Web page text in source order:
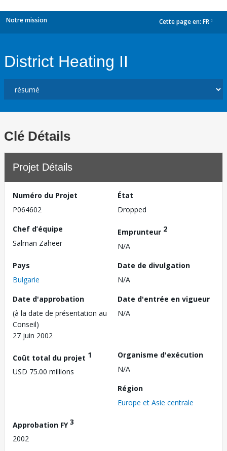
Notre mission Cette page en: FR
District Heating II
Clé Détails
Projet Détails
Numéro du Projet
P064602
État
Dropped
Chef d’équipe
Salman Zaheer
Emprunteur 2
N/A
Pays
Bulgarie
Date de divulgation
N/A
Date d'approbation
(à la date de présentation au
Conseil)
27 juin 2002
Date d'entrée en vigueur
N/A
Coût total du projet 1
USD 75.00 millions
Organisme d'exécution
N/A
Région
Europe et Asie centrale
Approbation FY3
2002